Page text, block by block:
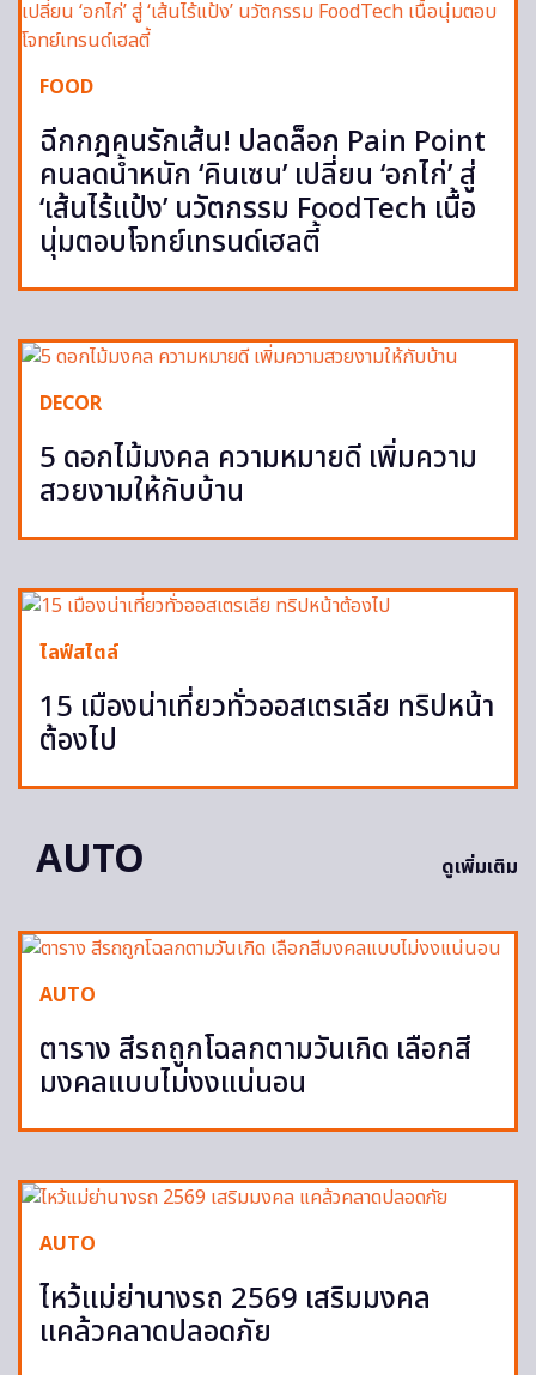
FOOD
ฉีกกฎคนรักเส้น! ปลดล็อก Pain Point
คนลดน้ำหนัก ‘คินเซน’ เปลี่ยน ‘อกไก่’ สู่
‘เส้นไร้แป้ง’ นวัตกรรม FoodTech เนื้อ
นุ่มตอบโจทย์เทรนด์เฮลตี้
DECOR
5 ดอกไม้มงคล ความหมายดี เพิ่มความ
สวยงามให้กับบ้าน
ไลฟ์สไตล์
15 เมืองน่าเที่ยวทั่วออสเตรเลีย ทริปหน้า
ต้องไป
AUTO ดูเพิ่มเติม
AUTO
ตาราง สีรถถูกโฉลกตามวันเกิด เลือกสี
มงคลแบบไม่งงแน่นอน
AUTO
ไหว้แม่ย่านางรถ 2569 เสริมมงคล
แคล้วคลาดปลอดภัย